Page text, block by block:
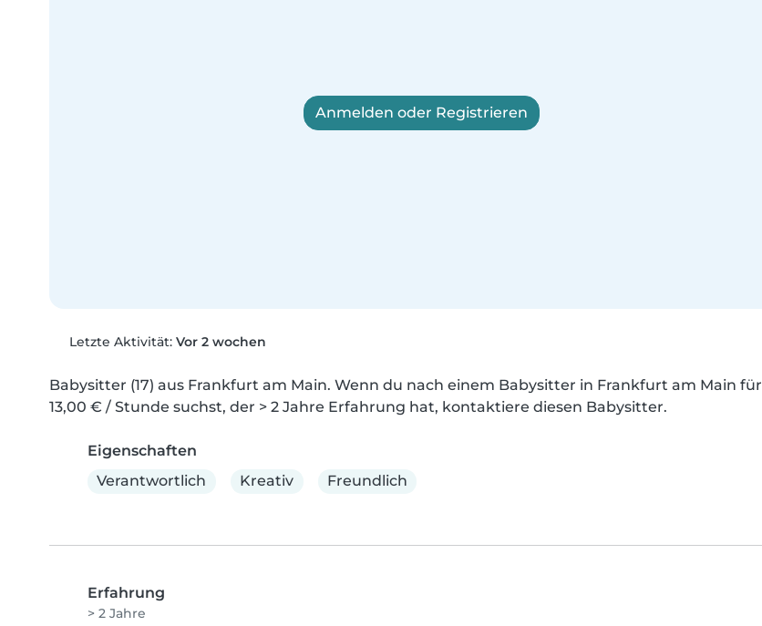
Anmelden oder Registrieren
Letzte Aktivität: Vor 2 wochen
Babysitter (17) aus Frankfurt am Main. Wenn du nach einem Babysitter in Frankfurt am Main für
13,00 € / Stunde suchst, der > 2 Jahre Erfahrung hat, kontaktiere diesen Babysitter.
Eigenschaften
Verantwortlich
Kreativ Freundlich
Erfahrung
> 2 Jahre